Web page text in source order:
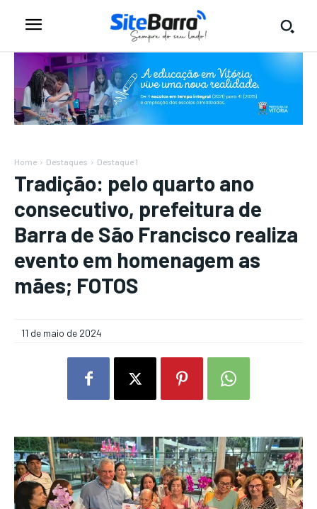
Home Destaques Destaque 1
Tradição: pelo quarto ano
consecutivo, prefeitura de
Barra de São Francisco realiza
evento em homenagem as
mães; FOTOS
11 de maio de 2024